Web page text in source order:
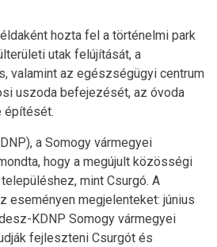
hozta fel a történelmi park
utak felújítását, a
valamint az egészségügyi centrum
uszoda befejezését, az óvoda
építését.
a Somogy vármegyei
hogy a megújult közösségi
mint Csurgó. A
eseményen megjelenteket: június
KDNP Somogy vármegyei
fejleszteni Csurgót és